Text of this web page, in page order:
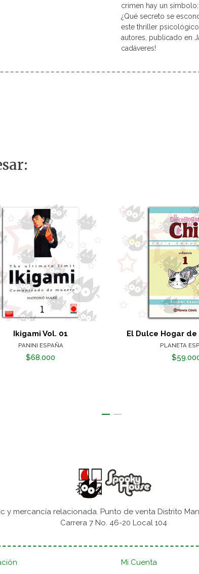
crimen hay un
¿Qué secreto se
este thriller
autores, publicado en
cadáveres!
Ikigami Vol. 01
PANINI ESPAÑA
$68.000
El Dulce Hogar de
PLANETA
y mercancía relacionada. Punto de venta Distrito
Carrera 7 No. 46-20 Local 104
Mi Cuenta